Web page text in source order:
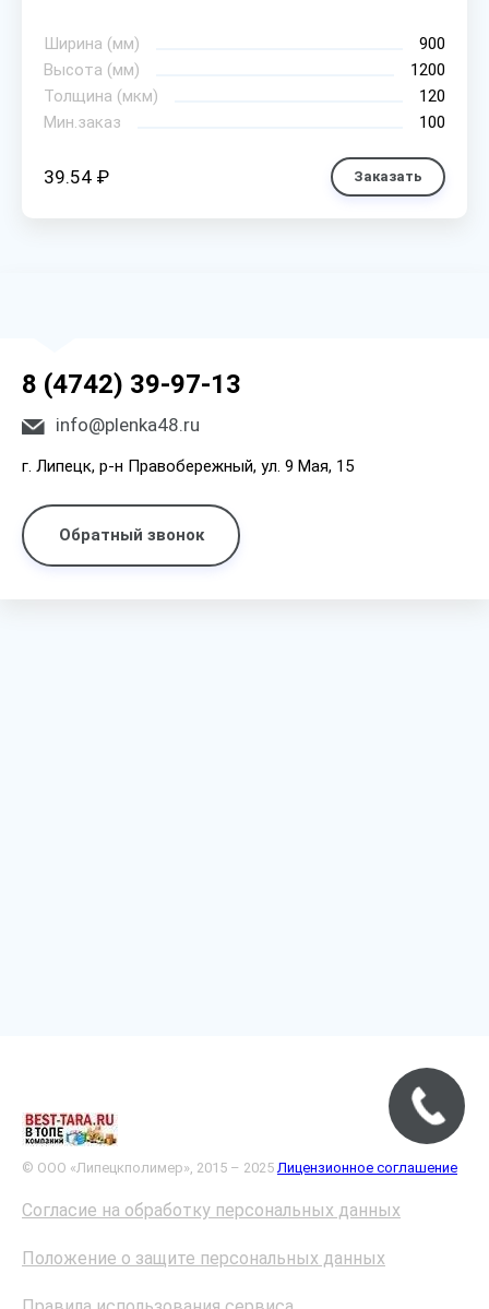
Ширина (мм)
900
Высота (мм)
1200
Толщина (мкм)
120
Мин.заказ
100
39.54 ₽ Заказать
8 (4742) 39-97-13
info@plenka48.ru
г. Липецк, р-н Правобережный, ул. 9 Мая, 15
Обратный звонок
© ООО «Липецкполимер», 2015 – 2025 Лицензионное соглашение
Согласие на обработку персональных данных
Положение о защите персональных данных